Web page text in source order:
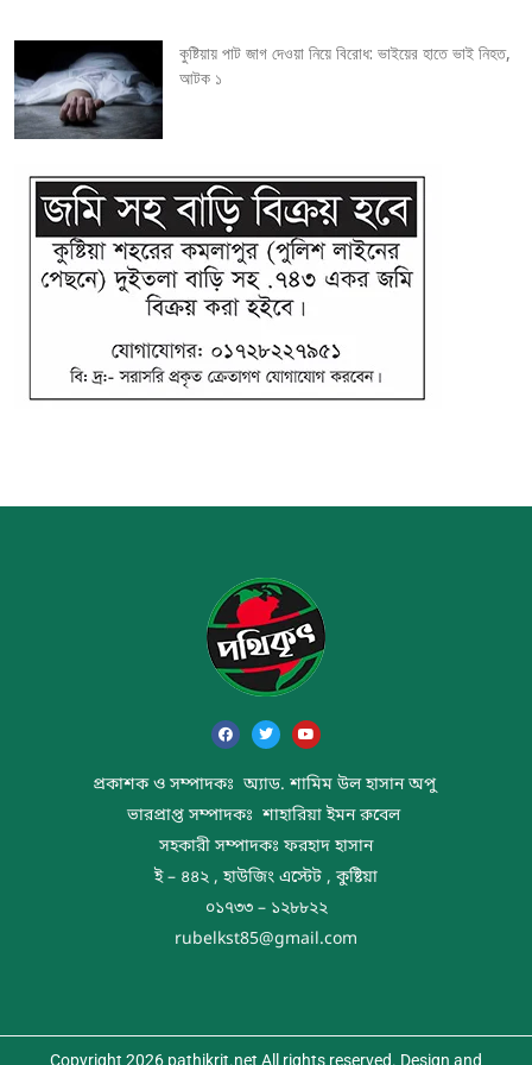
কুষ্টিয়ায় পাট জাগ দেওয়া নিয়ে বিরোধ: ভাইয়ের হাতে ভাই নিহত,
আটক ১
প্রকাশক ও সম্পাদকঃ অ্যাড. শামিম উল হাসান অপু
ভারপ্রাপ্ত সম্পাদকঃ শাহারিয়া ইমন রুবেল
সহকারী সম্পাদকঃ ফরহাদ হাসান
ই – ৪৪২ , হাউজিং এস্টেট , কুষ্টিয়া
০১৭৩৩ – ১২৮৮২২
rubelkst85@gmail.com
Copyright 2026 pathikrit.net All rights reserved. Design and